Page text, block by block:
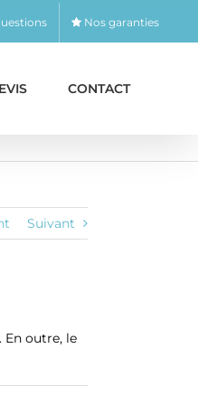
Nos garanties
CONTACT
Suivant
En outre, le